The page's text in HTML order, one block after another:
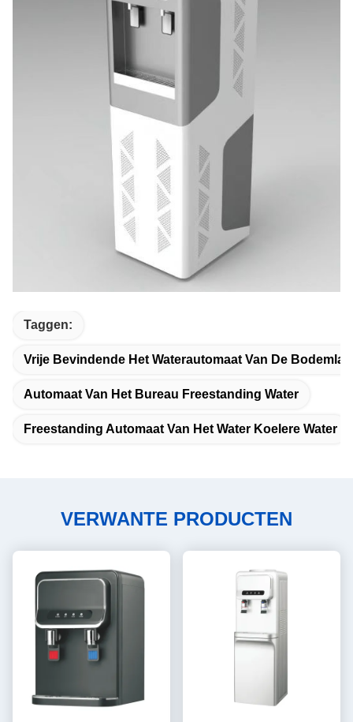
Taggen:
Vrije Bevindende Het Waterautomaat Van De
Automaat Van Het Bureau Freestanding Water
Freestanding Automaat Van Het Water Koelere Water
VERWANTE PRODUCTEN